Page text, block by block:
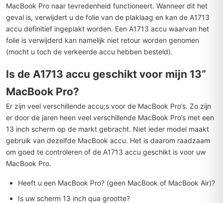
MacBook Pro naar tevredenheid functioneert. Wanneer dit het
geval is, verwijdert u de folie van de plaklaag en kan de A1713
accu definitief ingeplakt worden. Een A1713 accu waarvan het
folie is verwijderd kan namelijk niet retour worden genomen
(mocht u toch de verkeerde accu hebben besteld).
Is de A1713 accu geschikt voor mijn 13”
MacBook Pro?
Er zijn veel verschillende accu;s voor de MacBook Pro’s. Zo zijn
er door de jaren heen veel verschillende MacBook Pro’s met een
13 inch scherm op de markt gebracht. Niet ieder model maakt
gebruik van dezelfde MacBook accu. Het is daarom raadzaam
om goed te controleren of de A1713 accu geschikt is voor uw
MacBook Pro.
Heeft u een MacBook Pro? (geen MacBook of MacBook Air)?
Is uw scherm 13 inch qua grootte?